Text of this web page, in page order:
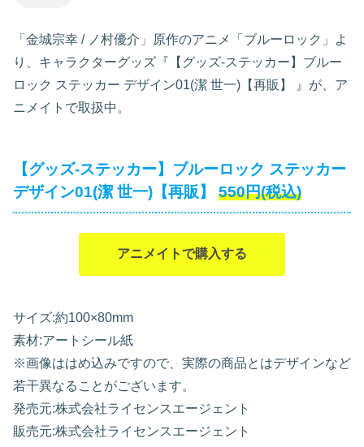
「金城宗幸 / ノ村優介」原作のアニメ「ブルーロック」よ
り、キャラクターグッズ『【グッズ-ステッカー】ブルー
ロック ステッカー デザイン01(潔 世一)【再販】
』が、ア
ニメイトで取扱中。
【グッズ-ステッカー】ブルーロック ステッカー
デザイン01(潔 世一)【再販】
550円(税込)
アニメイトで購入する
サイズ:約100×80mm
素材:アートシール紙
※画像ははめ込みですので、実際の商品とはデザインなど
若干異なることがございます。
発売元:株式会社ライセンスエージェント
販売元:株式会社ライセンスエージェント